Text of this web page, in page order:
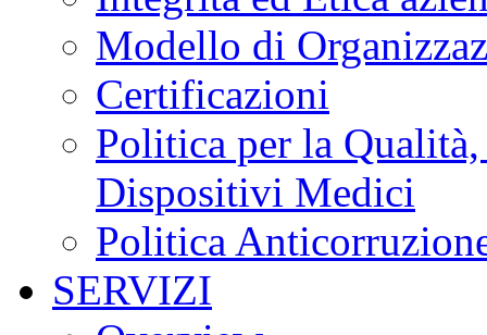
Modello di
Certificazioni
Politica per la
Dispositivi Medici
Politica
SERVIZI